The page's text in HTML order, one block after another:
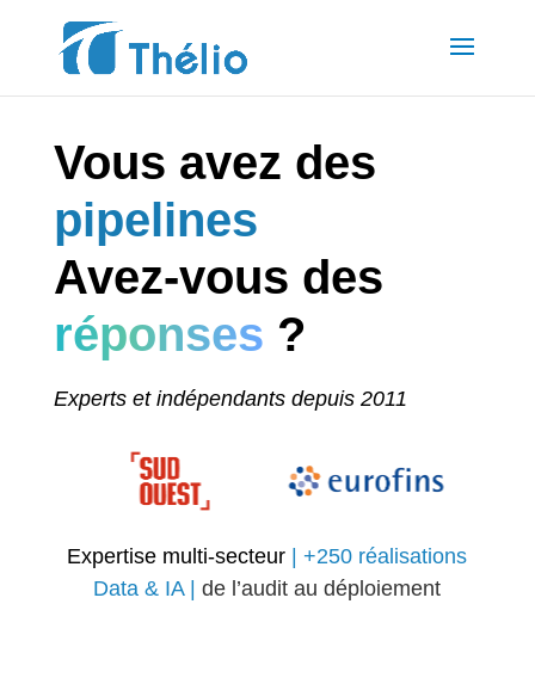
Vous avez des
modèles
Avez-vous des
réponses ?
Experts et indépendants depuis 2011
Expertise multi-secteur | +250 réalisations
Data & IA |de l’audit au déploiement